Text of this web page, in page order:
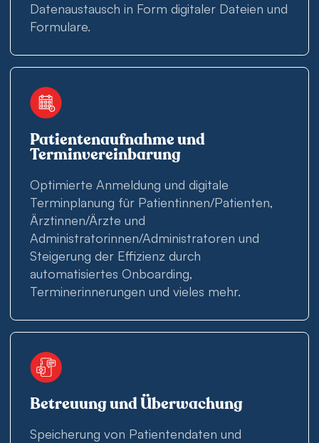
Datenaustausch in Form digitaler Dateien und
Formulare.
Patientenaufnahme und
Terminvereinbarung
Optimierte Anmeldung und digitale
Terminplanung für Patientinnen/Patienten,
Ärztinnen/Ärzte und
Administratorinnen/Administratoren und
Steigerung der Effizienz durch
automatisiertes Onboarding,
Terminerinnerungen und vieles mehr.
Betreuung und Überwachung
Speicherung von Patientendaten und